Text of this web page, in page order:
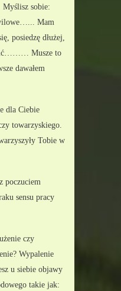
Myślisz sobie:
Mam
posiedzę dłużej,
Musze to
dawałem
dla Ciebie
towarzyskiego.
Tobie w
poczuciem
sensu pracy
czy
Wypalenie
u siebie objawy
takie jak: